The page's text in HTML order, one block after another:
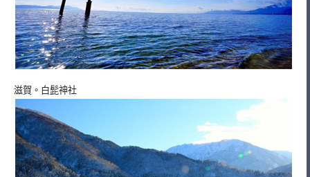
滋賀。白髭神社